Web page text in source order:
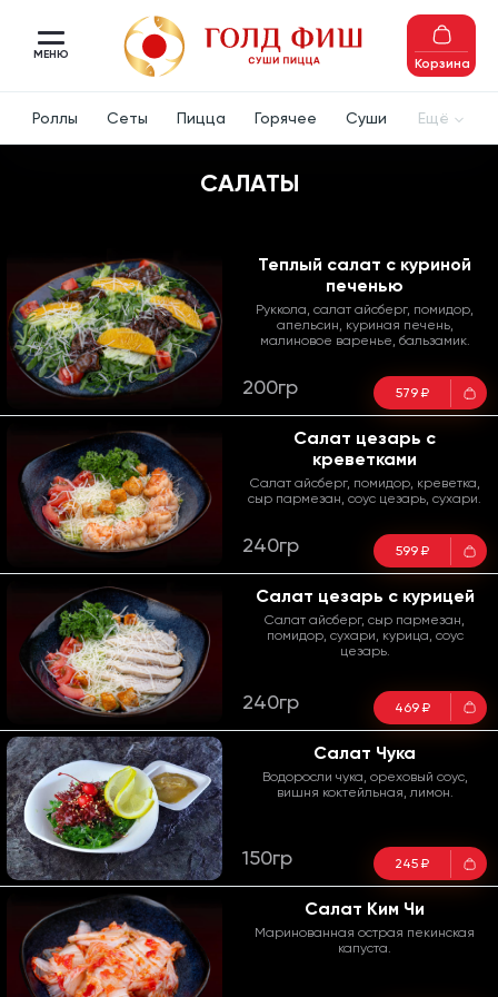
МЕНЮ
Корзина
Роллы Сеты Пицца Горячее Суши Ещё
САЛАТЫ
Теплый салат с куриной
печенью
Руккола, салат айсберг, помидор,
апельсин, куриная печень,
малиновое варенье, бальзамик.
200гр 579 ₽
Салат цезарь с
креветками
Салат айсберг, помидор, креветка,
сыр пармезан, соус цезарь, сухари.
240гр 599 ₽
Салат цезарь с курицей
Салат айсберг, сыр пармезан,
помидор, сухари, курица, соус
цезарь.
240гр 469 ₽
Салат Чука
Водоросли чука, ореховый соус,
вишня коктейльная, лимон.
150гр 245 ₽
Салат Ким Чи
Маринованная острая пекинская
капуста.